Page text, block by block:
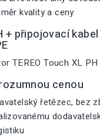
kvality a ceny
+ připojovací
TEREO Touch XL PH
cenou
řetězec, bez